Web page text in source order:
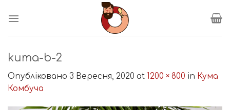
kuma-b-2
Опубліковано 3 Вересня, 2020 at 1200 × 800 in Кума
Комбуча